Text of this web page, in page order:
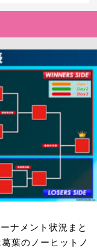
ナメント状況まと
葉のノーヒットノ